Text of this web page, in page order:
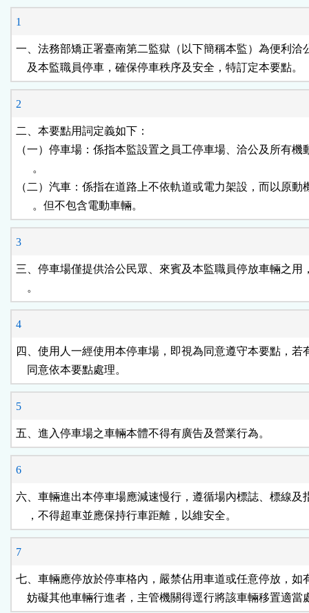
能
按
鈕
1
一、法務部矯正署臺南第二監獄（以下簡稱本監）為便利洽
    及本監職員停車，確保停車秩序及安全，特訂定本要點。
2
二、本要點用詞定義如下：
（一）停車場：係指本監設置之員工停車場、洽公及所有機
      。
（二）汽車：係指在道路上不依軌道或電力架設，而以原動
      。但不包含電動車輛。
3
三、停車場僅提供洽公民眾、來賓及本監職員停放車輛之用
    。
4
四、使用人一經使用本停車場，即視為同意遵守本要點，若
    同意依本要點處理。
5
五、進入停車場之車輛本體不得有廣告及營業行為。
6
六、車輛進出本停車場應減速慢行，遵循場內標誌、標線及
    ，不得超車並應保持行車距離，以維安全。
7
七、車輛應停放於停車格內，嚴禁佔用車道或任意停放，如
妨礙其他車輛行進者，主管機關得逕行將該車輛移置適當